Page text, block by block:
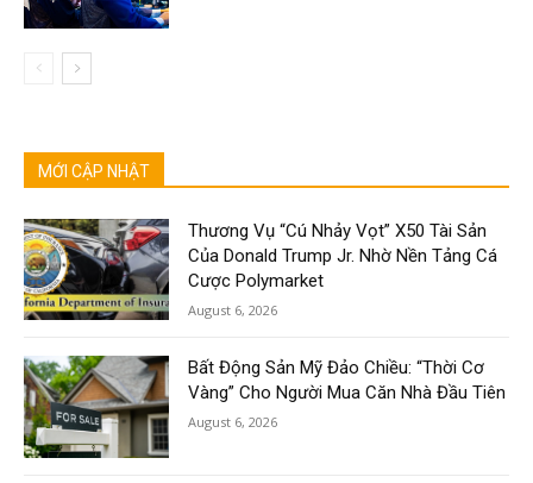
MỚI CẬP NHẬT
Thương Vụ “Cú Nhảy Vọt” X50 Tài Sản
Của Donald Trump Jr. Nhờ Nền Tảng Cá
Cược Polymarket
August 6, 2026
Bất Động Sản Mỹ Đảo Chiều: “Thời Cơ
Vàng” Cho Người Mua Căn Nhà Đầu Tiên
August 6, 2026